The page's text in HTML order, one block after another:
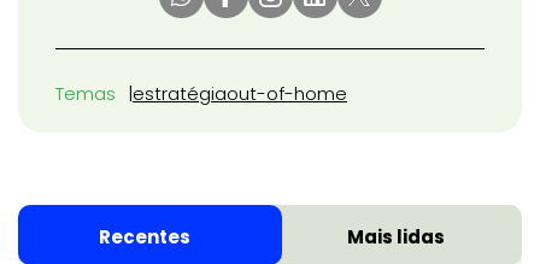
Temas estratégiaout-of-home
Recentes Mais lidas